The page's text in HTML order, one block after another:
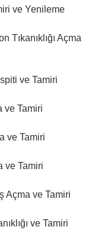
ve Yenileme
Tıkanıklığı Açma
ve Tamiri
ve Tamiri
ve Tamiri
ve Tamiri
Açma ve Tamiri
ve Tamiri